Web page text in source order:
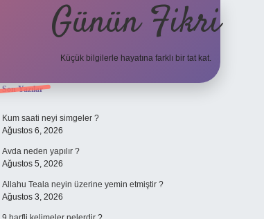
Günün Fikri
Küçük bilgilerle hayatına farklı bir tat kat.
Sidebar
Son Yazılar
Kum saati neyi simgeler ?
Ağustos 6, 2026
Avda neden yapılır ?
Ağustos 5, 2026
Allahu Teala neyin üzerine yemin etmiştir ?
Ağustos 3, 2026